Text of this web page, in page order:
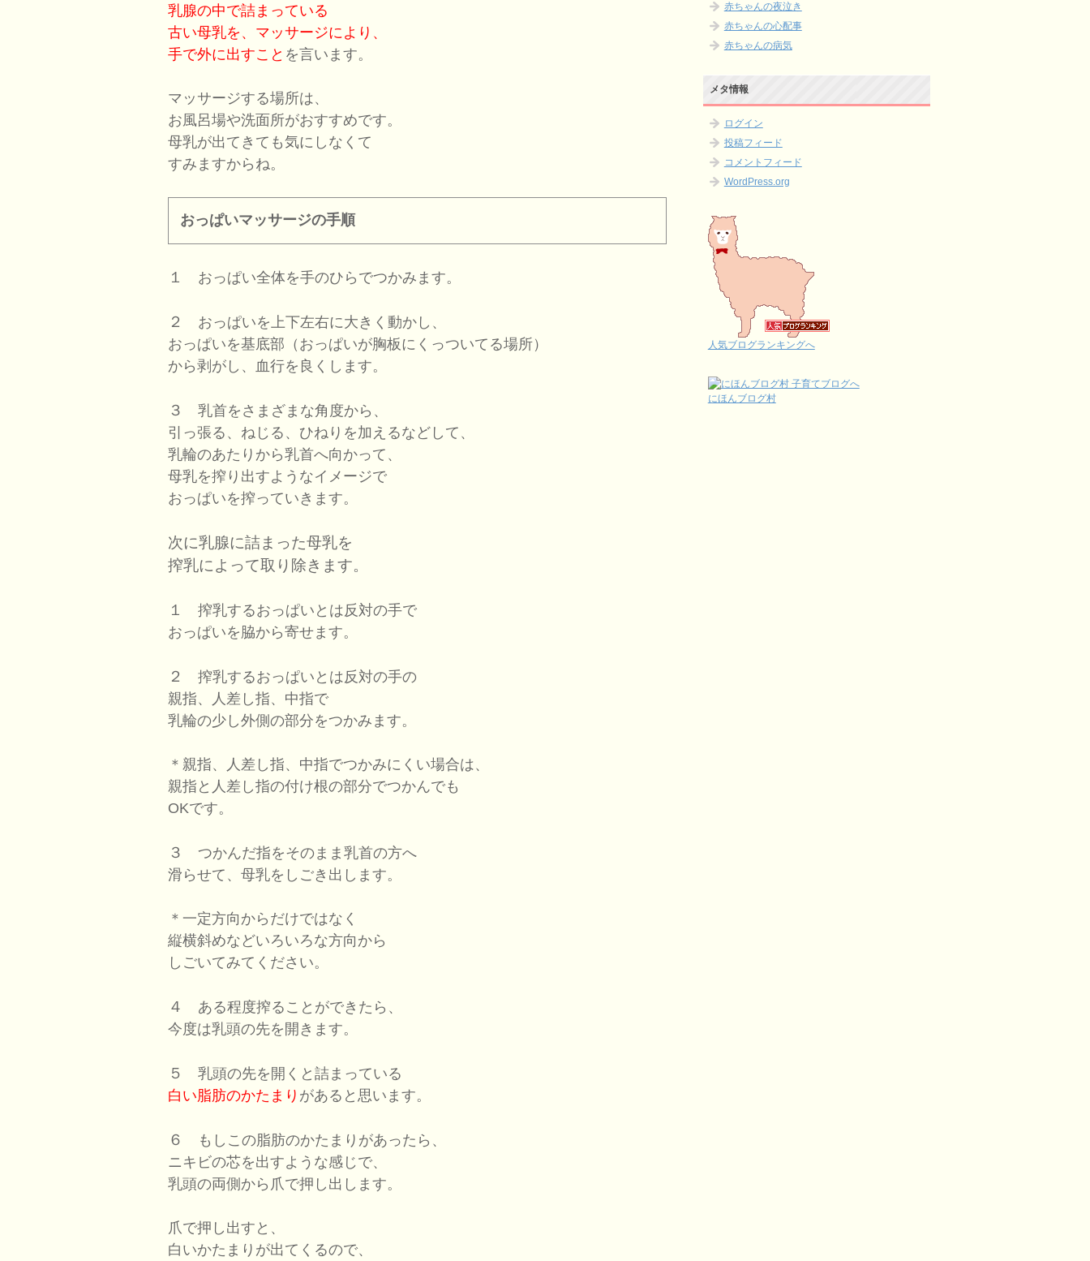
乳腺の中で詰まっている
古い母乳を、マッサージにより、
手で外に出すこと を言います。
マッサージする場所は、
お風呂場や洗面所がおすすめです。
母乳が出てきても気にしなくて
すみますからね。
おっぱいマッサージの手順
１ おっぱい全体を手のひらでつかみます。
２
おっぱいを上下左右に大きく動かし、
おっぱいを基底部（おっぱいが胸板にくっついてる場所）
から剥がし、血行を良くします。
３
乳首をさまざまな角度から、
引っ張る、ねじる、ひねりを加えるなどして、
乳輪のあたりから乳首へ向かって、
母乳を搾り出すようなイメージで
おっぱいを搾っていきます。
次に乳腺に詰まった母乳を
搾乳によって取り除きます。
１
搾乳するおっぱいとは反対の手で
おっぱいを脇から寄せます。
２
搾乳するおっぱいとは反対の手の
親指、人差し指、中指で
乳輪の少し外側の部分をつかみます。
＊親指、人差し指、中指でつかみにくい場合は、
親指と人差し指の付け根の部分でつかんでも
OKです。
３
つかんだ指をそのまま乳首の方へ
滑らせて、母乳をしごき出します。
＊一定方向からだけではなく
縦横斜めなどいろいろな方向から
しごいてみてください。
４
ある程度搾ることができたら、
今度は乳頭の先を開きます。
５
乳頭の先を開くと詰まっている
白い脂肪のかたまり があると思います。
６
もしこの脂肪のかたまりがあったら、
ニキビの芯を出すような感じで、
乳頭の両側から爪で押し出します。
爪で押し出すと、
白いかたまりが出てくるので、
赤ちゃんの夜泣き
赤ちゃんの心配事
赤ちゃんの病気
メタ情報
ログイン
投稿フィード
コメントフィード
WordPress.org
人気ブログランキングへ
にほんブログ村